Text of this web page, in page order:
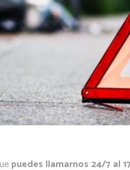
puedes llamarnos 24/7 al